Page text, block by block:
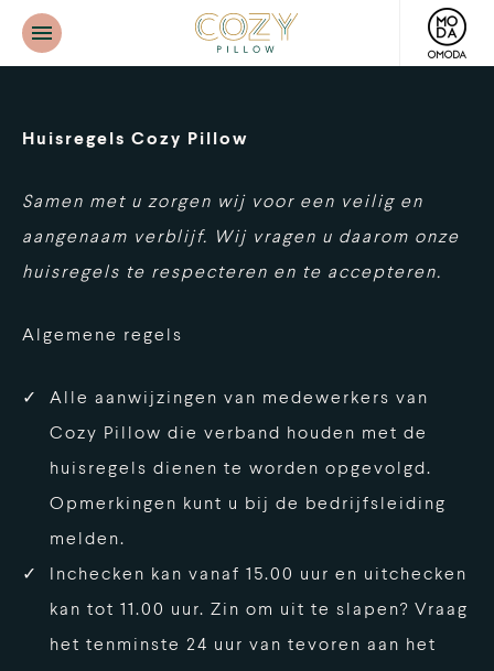
Cozy
Pillow
Huisregels Cozy Pillow
Samen met u zorgen wij voor een veilig en
aangenaam verblijf. Wij vragen u daarom onze
huisregels te respecteren en te accepteren.
Algemene regels
Alle aanwijzingen van medewerkers van
Cozy Pillow die verband houden met de
huisregels dienen te worden opgevolgd.
Opmerkingen kunt u bij de bedrijfsleiding
melden.
Inchecken kan vanaf 15.00 uur en uitchecken
kan tot 11.00 uur. Zin om uit te slapen? Vraag
het tenminste 24 uur van tevoren aan het